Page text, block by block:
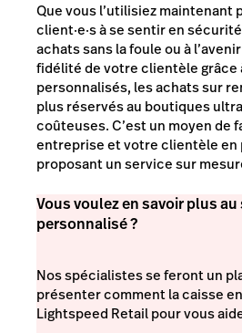
Que vous l’utilisiez maintenant
client·e·s à se sentir en
achats sans la foule ou à
fidélité de votre clientèle grâce
personnalisés, les achats sur
plus réservés au boutiques
coûteuses. C’est un moyen de
entreprise et votre clientèle en
proposant un service sur
Vous voulez en savoir plus
personnalisé ?
Nos spécialistes se feront un
présenter comment la caisse
Lightspeed Retail pour vous